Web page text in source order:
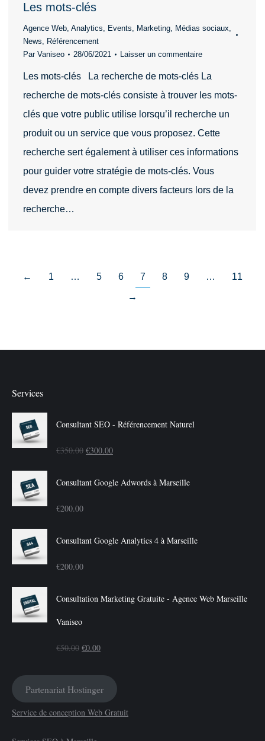
Les mots-clés
Agence Web, Analytics, Events, Marketing, Médias sociaux,
News, Référencement
Par Vaniseo 28/06/2021 Laisser un commentaire
Les mots-clés La recherche de mots-clés La
recherche de mots-clés consiste à trouver les mots-
clés que votre public utilise lorsqu’il recherche un
produit ou un service que vous proposez. Cette
recherche sert également à utiliser ces informations
pour guider votre stratégie de mots-clés. Vous
devez prendre en compte divers facteurs lors de la
recherche…
← 1 … 5 6 7 8 9 …
11
→
Services
Consultant SEO - Référencement Naturel
€350.00 Le
€350.00.
€300.00Le
€300.00.
Consultant Google Adwords à Marseille
€200.00
Consultant Google Analytics 4 à Marseille
€200.00
Consultation Marketing Gratuite - Agence Web Marseille
Vaniseo
€50.00 Le
initial
était :
€0.00Le
actuel
est :
Partenariat Hostinger
Service de conception Web Gratuit